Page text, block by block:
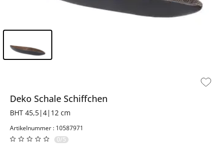
Deko Schale Schiffchen
BHT 45,5|4|12 cm
Artikelnummer : 10587971
0/5